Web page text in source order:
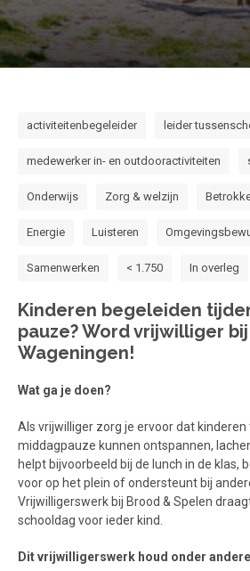
Voorwaarden en
Veelgestelde
activiteitenbegeleider leider
medewerker in- en outdooractiviteiten
Onderwijs Zorg & welzijn
Energie Luisteren
Samenwerken < 1.750 In overleg
Kinderen begeleiden
pauze? Word vrijwilliger
Wageningen!
Wat ga je doen?
Als vrijwilliger zorg je ervoor dat kinderen
middagpauze kunnen ontspannen,
helpt bijvoorbeeld bij de lunch in de klas,
voor op het plein of ondersteunt bij
Vrijwilligerswerk bij Brood & Spelen
schooldag voor ieder kind.
Dit vrijwilligerswerk houd onder